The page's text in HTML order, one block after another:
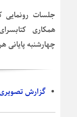
جلسات رونمایی
همکاری
چهارشنبه پایانی
گزارش